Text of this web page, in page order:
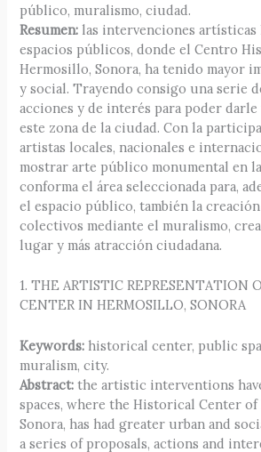
público, muralismo, ciudad.
Resumen: las intervenciones artísticas
espacios públicos, donde el Centro
Hermosillo, Sonora, ha tenido mayor
y social. Trayendo consigo una serie
acciones y de interés para poder darle
este zona de la ciudad. Con la
artistas locales, nacionales e
mostrar arte público monumental en
conforma el área seleccionada para,
el espacio público, también la
colectivos mediante el muralismo,
lugar y más atracción ciudadana.
1. THE ARTISTIC REPRESENTATION
CENTER IN HERMOSILLO, SONORA
Keywords: historical center, public
muralism, city.
Abstract: the artistic interventions
spaces, where the Historical Center
Sonora, has had greater urban and
a series of proposals, actions and